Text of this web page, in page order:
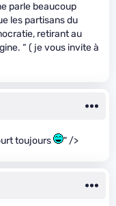
parle beaucoup
les partisans du
retirant au
“ ( je vous invite à
toujours " />